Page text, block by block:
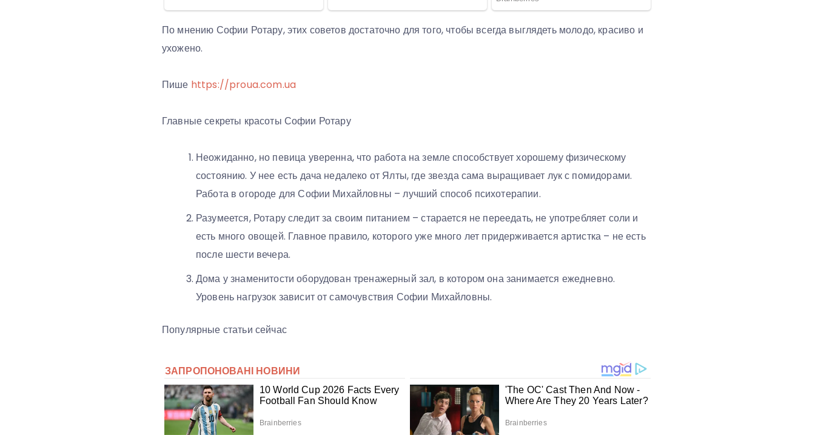
По мнению Софии Ротару, этих советов достаточно для того, чтобы всегда выглядеть молодо, красиво и
ухожено.
Пише https://proua.com.ua
Главные секреты красоты Софии Ротару
Неожиданно, но певица уверенна, что работа на земле способствует хорошему физическому
состоянию. У нее есть дача недалеко от Ялты, где звезда сама выращивает лук с помидорами.
Работа в огороде для Софии Михайловны – лучший способ психотерапии.
Разумеется, Ротару следит за своим питанием – старается не переедать, не употребляет соли и
есть много овощей. Главное правило, которого уже много лет придерживается артистка – не есть
после шести вечера.
Дома у знаменитости оборудован тренажерный зал, в котором она занимается ежедневно.
Уровень нагрузок зависит от самочувствия Софии Михайловны.
Популярные статьи сейчас